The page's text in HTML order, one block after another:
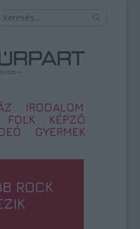
IRODALOM
FOLK
KÉPZŐ
GYERMEK
ROCK